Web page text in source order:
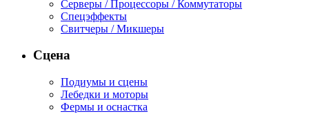
Серверы / Процессоры / Коммутаторы
Спецэффекты
Свитчеры / Микшеры
Сцена
Подиумы и сцены
Лебедки и моторы
Фермы и оснастка